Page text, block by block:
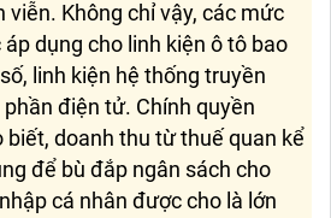
viễn. Không chỉ vậy, các mức
dụng cho linh kiện ô tô bao
linh kiện hệ thống truyền
điện tử. Chính quyền
biết, doanh thu từ thuế quan kể
để bù đắp ngân sách cho
cá nhân được cho là lớn